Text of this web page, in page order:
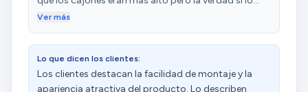
quieres usar para guardar ropa no te favorece ya que
decoración y guardar cosas livianas entonces te va
bien
Ver más
Lo que dicen los clientes:
Los clientes destacan la facilidad de montaje y la
apariencia atractiva del producto. Lo describen